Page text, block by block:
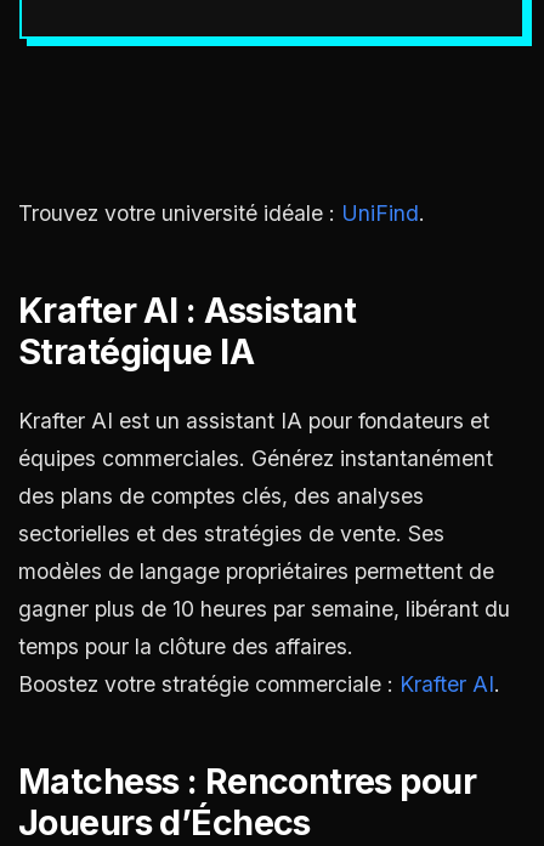
Trouvez votre université idéale : UniFind.
Krafter AI : Assistant
Stratégique IA
Krafter AI est un assistant IA pour fondateurs et
équipes commerciales. Générez instantanément
des plans de comptes clés, des analyses
sectorielles et des stratégies de vente. Ses
modèles de langage propriétaires permettent de
gagner plus de 10 heures par semaine, libérant du
temps pour la clôture des affaires.
Boostez votre stratégie commerciale : Krafter AI.
Matchess : Rencontres pour
Joueurs d’Échecs